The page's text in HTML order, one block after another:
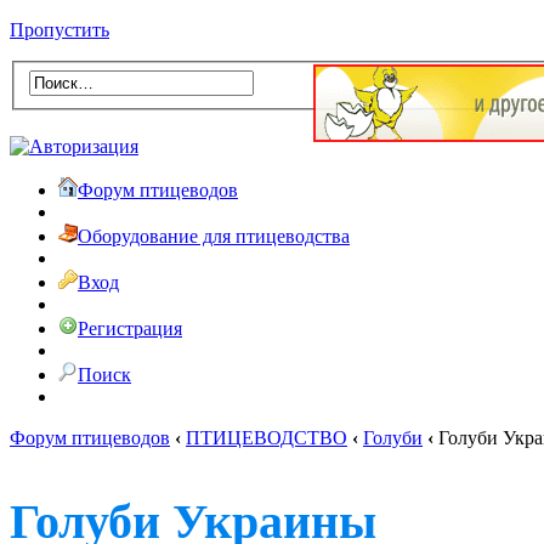
Пропустить
Форум птицеводов
Оборудование для птицеводства
Вход
Регистрация
Поиск
Форум птицеводов ‹ ПТИЦЕВОДСТВО ‹ Голуби ‹ Голуби
Голуби Украины